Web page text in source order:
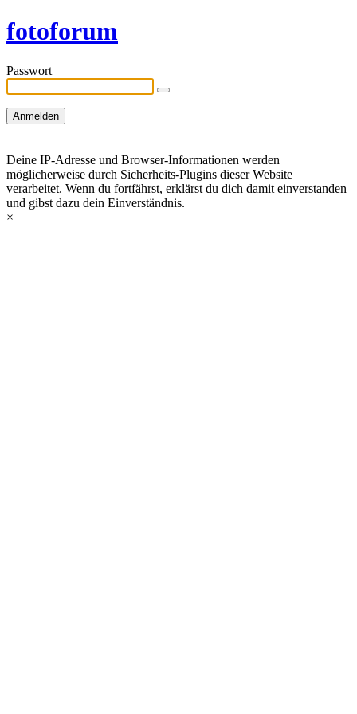
fotoforum
Passwort
Deine IP-Adresse und Browser-Informationen werden
möglicherweise durch Sicherheits-Plugins dieser Website
verarbeitet. Wenn du fortfährst, erklärst du dich damit einverstanden
und gibst dazu dein Einverständnis.
×